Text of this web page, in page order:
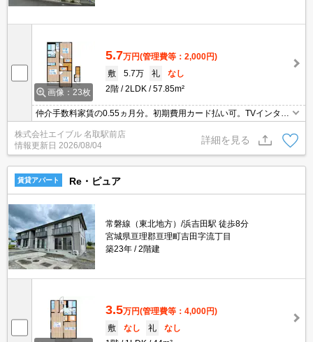
画像：23枚
5.7万円(管理費等：2,000円)
敷
5.7万 礼
なし
2階
2LDK 57.85m²
仲介手数料家賃の0.55ヵ月分。初期費用カード払い可。TVインター
ホン付き。インターネット無料使い放題。礼金なし。追焚き機能付
バス。浴室乾燥機付。カウンター式システムキッチン。
株式会社エイブル 名取駅前店
情報更新日 2026/08/04
詳細を見る
賃貸アパート Re・ピュア
常磐線（東北地方）/浜吉田駅 徒歩8分
宮城県亘理郡亘理町吉田字流丁目
築23年
2階建
3.5万円(管理費等：4,000円)
敷
なし 礼
なし